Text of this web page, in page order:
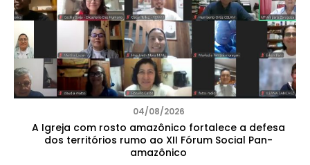
04/08/2026
A Igreja com rosto amazônico fortalece a defesa
dos territórios rumo ao XII Fórum Social Pan-
amazônico